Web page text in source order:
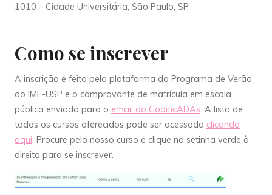
1010 – Cidade Universitária, São Paulo, SP.
Como se inscrever
A inscrição é feita pela plataforma do Programa de Verão
do IME-USP e o comprovante de matrícula em escola
pública enviado para o email do CodificADAs. A lista de
todos os cursos oferecidos pode ser acessada clicando
aqui. Procure pelo nosso curso e clique na setinha verde à
direita para se inscrever.